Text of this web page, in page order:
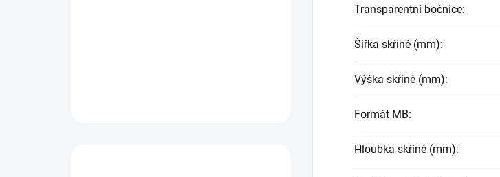
Transparentní bočnice:
Šířka skříně (mm):
Výška skříně (mm):
Formát MB:
Hloubka skříně (mm):